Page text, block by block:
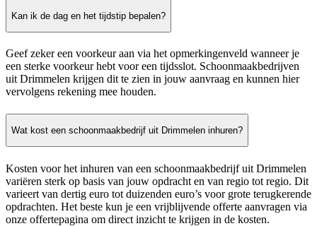
Kan ik de dag en het tijdstip bepalen?
Geef zeker een voorkeur aan via het opmerkingenveld wanneer je
een sterke voorkeur hebt voor een tijdsslot. Schoonmaakbedrijven
uit Drimmelen krijgen dit te zien in jouw aanvraag en kunnen hier
vervolgens rekening mee houden.
Wat kost een schoonmaakbedrijf uit Drimmelen inhuren?
Kosten voor het inhuren van een schoonmaakbedrijf uit Drimmelen
variëren sterk op basis van jouw opdracht en van regio tot regio. Dit
varieert van dertig euro tot duizenden euro’s voor grote terugkerende
opdrachten. Het beste kun je een vrijblijvende offerte aanvragen via
onze offertepagina om direct inzicht te krijgen in de kosten.